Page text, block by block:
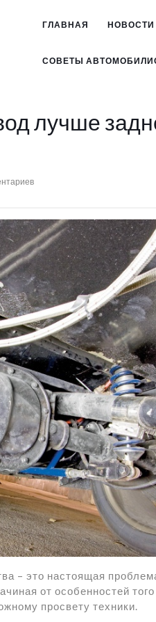
ГЛАВНАЯ НОВОСТИ
СОВЕТЫ
лучше
– это настоящая
от особенностей
просвету техники.